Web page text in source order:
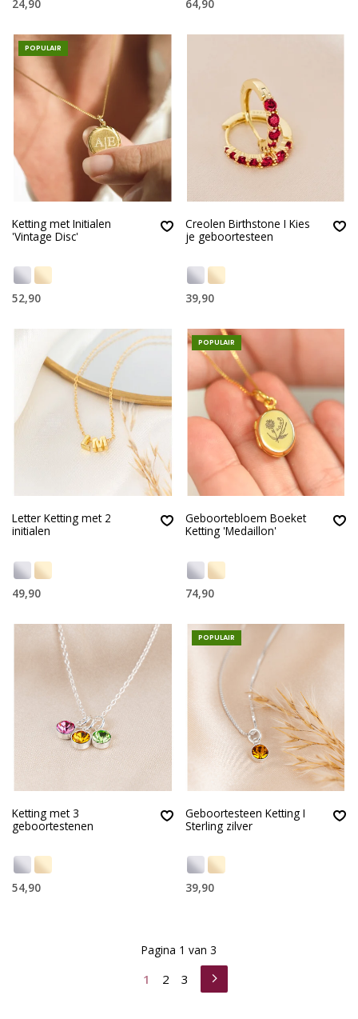
24,90 64,90
POPULAIR
Ketting met Initialen
'Vintage Disc'
52,90
Creolen Birthstone I Kies
je geboortesteen
39,90
Letter Ketting met 2
initialen
49,90
POPULAIR
Geboortebloem Boeket
Ketting 'Medaillon'
74,90
Ketting met 3
geboortestenen
54,90
POPULAIR
Geboortesteen Ketting I
Sterling zilver
39,90
1 2 3
Pagina 1 van 3